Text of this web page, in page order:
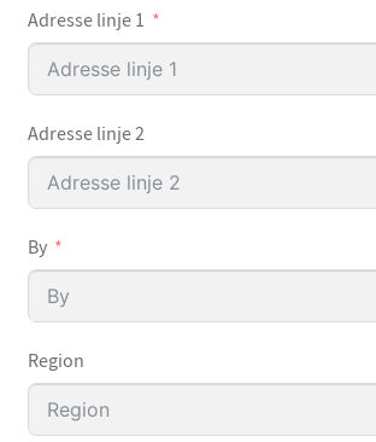
Adresse linje 1
Adresse linje 2
By
Region